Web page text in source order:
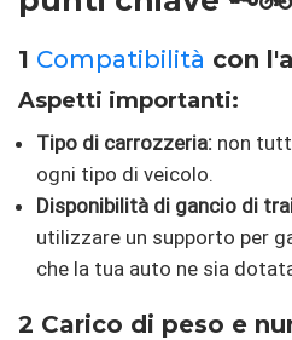
1 Compatibilità con
Aspetti importanti:
Tipo di carrozzeria: non
ogni tipo di veicolo.
Disponibilità di gancio di
utilizzare un supporto per
che la tua auto ne sia
2 Carico di peso e